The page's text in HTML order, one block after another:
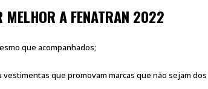
MELHOR A FENATRAN 2022
que acompanhados;
vestimentas que promovam marcas que não sejam dos